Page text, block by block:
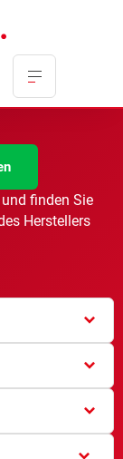
finden Sie
Herstellers